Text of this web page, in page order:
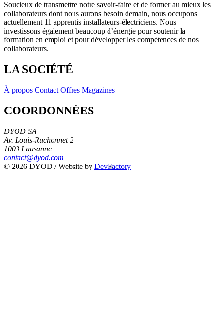
Soucieux de transmettre notre savoir-faire et de former au mieux les
collaborateurs dont nous aurons besoin demain, nous occupons
actuellement 11 apprentis installateurs-électriciens. Nous
investissons également beaucoup d’énergie pour soutenir la
formation en emploi et pour développer les compétences de nos
collaborateurs.
LA SOCIÉTÉ
À propos Contact Offres Magazines
COORDONNÉES
DYOD SA
Av. Louis-Ruchonnet 2
1003 Lausanne
contact@dyod.com
© 2026 DYOD / Website by DevFactory